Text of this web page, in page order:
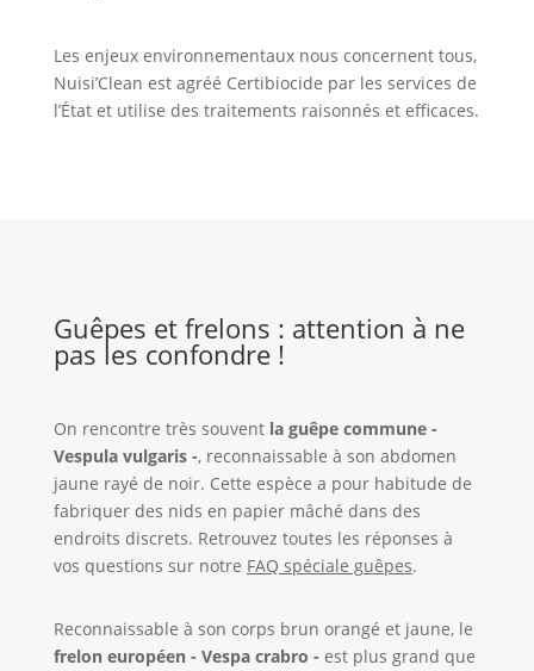
Les enjeux environnementaux nous concernent tous,
Nuisi’Clean est agréé Certibiocide par les services de
l’État et utilise des traitements raisonnés et efficaces.
Guêpes et frelons : attention à ne
pas les confondre !
On rencontre très souvent la guêpe commune -
Vespula vulgaris -, reconnaissable à son abdomen
jaune rayé de noir. Cette espèce a pour habitude de
fabriquer des nids en papier mâché dans des
endroits discrets. Retrouvez toutes les réponses à
vos questions sur notre FAQ spéciale guêpes.
Reconnaissable à son corps brun orangé et jaune, le
frelon européen - Vespa crabro - est plus grand que